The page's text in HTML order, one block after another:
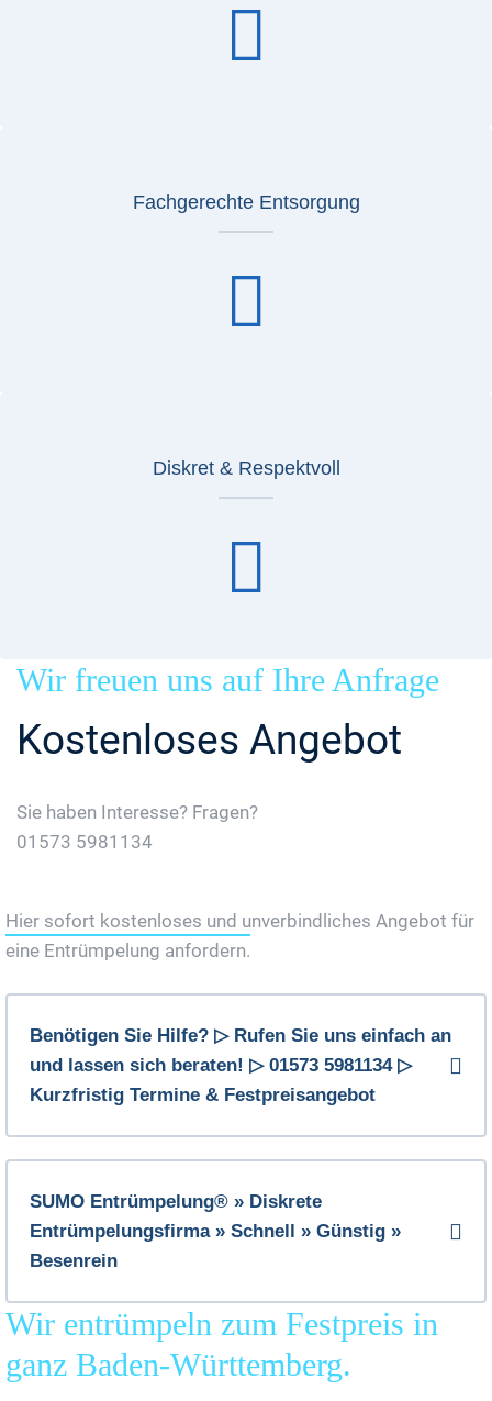
Fachgerechte Entsorgung
Diskret & Respektvoll
Wir freuen uns auf Ihre Anfrage
Kostenloses Angebot
Sie haben Interesse? Fragen?
01573 5981134
Hier sofort kostenloses und unverbindliches Angebot für
eine Entrümpelung anfordern.
Benötigen Sie Hilfe? ▷ Rufen Sie uns einfach an
und lassen sich beraten! ▷ 01573 5981134 ▷
Kurzfristig Termine & Festpreisangebot
SUMO Entrümpelung® » Diskrete
Entrümpelungsfirma » Schnell » Günstig »
Besenrein
Wir entrümpeln zum Festpreis in
ganz Baden-Württemberg.